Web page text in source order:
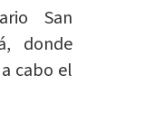
San
donde
cabo el